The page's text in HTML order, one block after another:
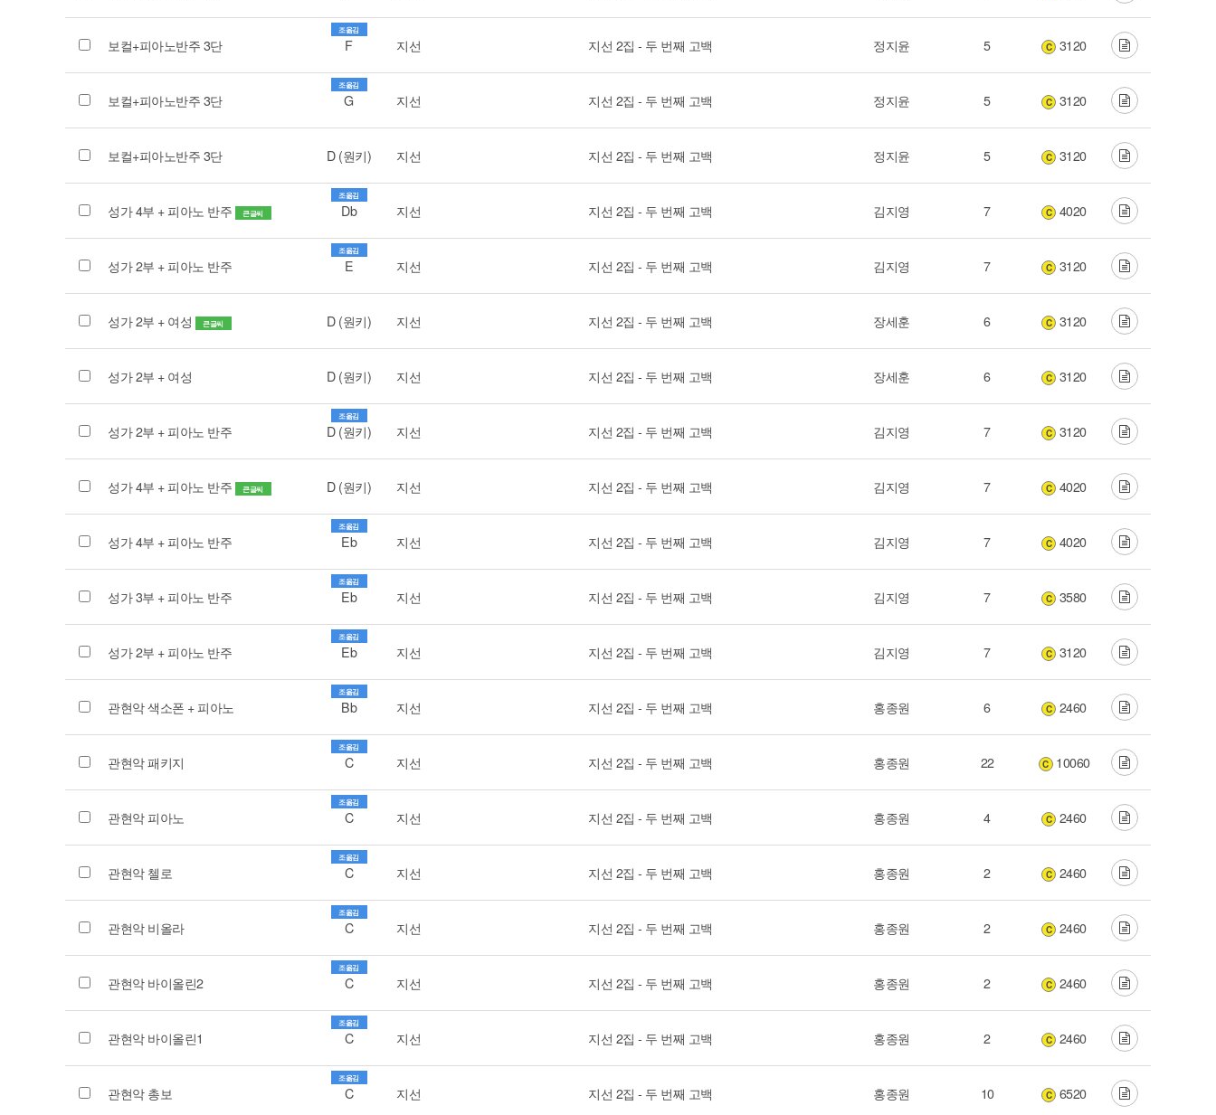
보컬+피아노반주 3단
조옮김
F 지선 지선 2집 - 두 번째 고백 정지윤 5 C 3120
보컬+피아노반주 3단
조옮김
G 지선 지선 2집 - 두 번째 고백 정지윤 5 C 3120
보컬+피아노반주 3단 D (원키) 지선 지선 2집 - 두 번째 고백 정지윤 5 C 3120
성가 4부 + 피아노 반주 큰글씨
조옮김
Db 지선 지선 2집 - 두 번째 고백 김지영 7 C 4020
성가 2부 + 피아노 반주
조옮김
E 지선 지선 2집 - 두 번째 고백 김지영 7 C 3120
성가 2부 + 여성 큰글씨 D (원키) 지선 지선 2집 - 두 번째 고백 장세훈 6 C 3120
성가 2부 + 여성 D (원키) 지선 지선 2집 - 두 번째 고백 장세훈 6 C 3120
성가 2부 + 피아노 반주
조옮김
D (원키) 지선 지선 2집 - 두 번째 고백 김지영 7 C 3120
성가 4부 + 피아노 반주 큰글씨 D (원키) 지선 지선 2집 - 두 번째 고백 김지영 7 C 4020
성가 4부 + 피아노 반주
조옮김
Eb 지선 지선 2집 - 두 번째 고백 김지영 7 C 4020
성가 3부 + 피아노 반주
조옮김
Eb 지선 지선 2집 - 두 번째 고백 김지영 7 C 3580
성가 2부 + 피아노 반주
조옮김
Eb 지선 지선 2집 - 두 번째 고백 김지영 7 C 3120
관현악 색소폰 + 피아노
조옮김
Bb 지선 지선 2집 - 두 번째 고백 홍종원 6 C 2460
관현악 패키지
조옮김
C 지선 지선 2집 - 두 번째 고백 홍종원 22 C 10060
관현악 피아노
조옮김
C 지선 지선 2집 - 두 번째 고백 홍종원 4 C 2460
관현악 첼로
조옮김
C 지선 지선 2집 - 두 번째 고백 홍종원 2 C 2460
관현악 비올라
조옮김
C 지선 지선 2집 - 두 번째 고백 홍종원 2 C 2460
관현악 바이올린2
조옮김
C 지선 지선 2집 - 두 번째 고백 홍종원 2 C 2460
관현악 바이올린1
조옮김
C 지선 지선 2집 - 두 번째 고백 홍종원 2 C 2460
관현악 총보
조옮김
C 지선 지선 2집 - 두 번째 고백 홍종원 10 C 6520